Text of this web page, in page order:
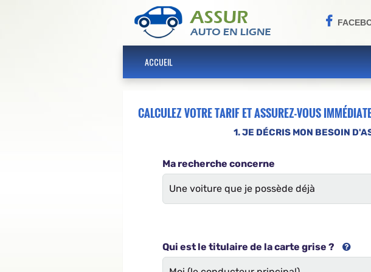
ACCUEIL
CALCULEZ VOTRE TARIF ET ASSUREZ-VOUS